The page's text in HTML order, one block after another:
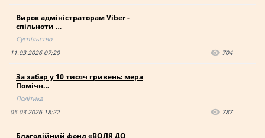
Вирок адміністраторам Viber -
спільноти …
Суспільство
11.03.2026 07:29
704
За хабар у 10 тисяч гривень: мера
Помічн…
Політика
05.03.2026 18:22
787
Благодійний фонд «ВОЛЯ ДО